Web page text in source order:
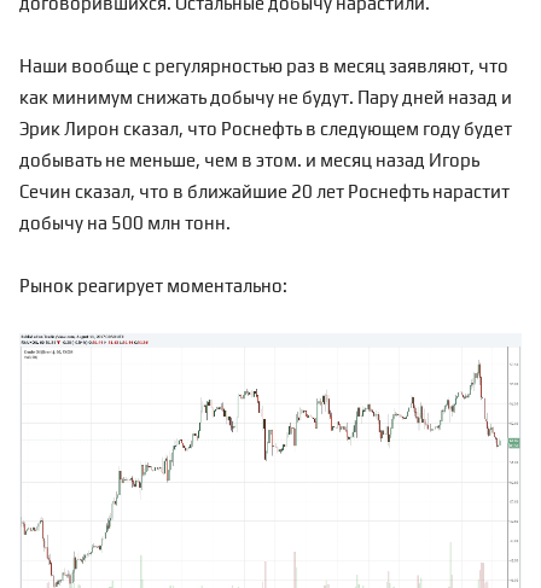
Наши вообще с регулярностью раз в месяц заявляют, что
как минимум снижать добычу не будут. Пару дней назад и
Эрик Лирон сказал, что Роснефть в следующем году будет
добывать не меньше, чем в этом. и месяц назад Игорь
Сечин сказал, что в ближайшие 20 лет Роснефть нарастит
добычу на 500 млн тонн.
Рынок реагирует моментально: